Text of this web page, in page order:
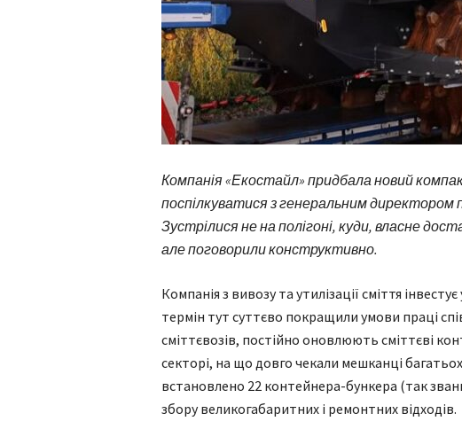
Компанія «Екостайл» придбала новий
поспілкуватися з генеральним
Зустрілися не на полігоні, куди, власне
але поговорили конструктивно.
Компанія з вивозу та утилізації сміття
термін тут суттєво покращили умови праці
сміттєвозів, постійно оновлюють сміттєві
секторі, на що довго чекали мешканці
встановлено 22 контейнера-бункера (так
збору великогабаритних і ремонтних відходів.